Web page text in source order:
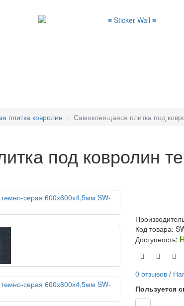
плитка ковролин Самоклеящаяся плитка под
под ковролин
Код товара:
Доступность:
0 отзывов /
Пользуется